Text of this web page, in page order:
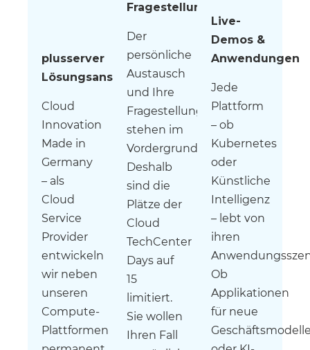
plusserver
Lösungsansätze
Cloud
Innovation
Made in
Germany
– als
Cloud
Service
Provider
entwickeln
wir neben
unseren
Compute-
Plattformen
Fragestellungen
Der
persönliche
Austausch
und Ihre
Fragestellungen
stehen im
Vordergrund.
Deshalb
sind die
Plätze der
Cloud
TechCenter
Days auf
15
limitiert.
Sie wollen
Ihren Fall
Live-
Demos &
Anwendungen
Jede
Plattform
– ob
Kubernetes
oder
Künstliche
Intelligenz
– lebt von
ihren
Ob
Applikationen
für neue